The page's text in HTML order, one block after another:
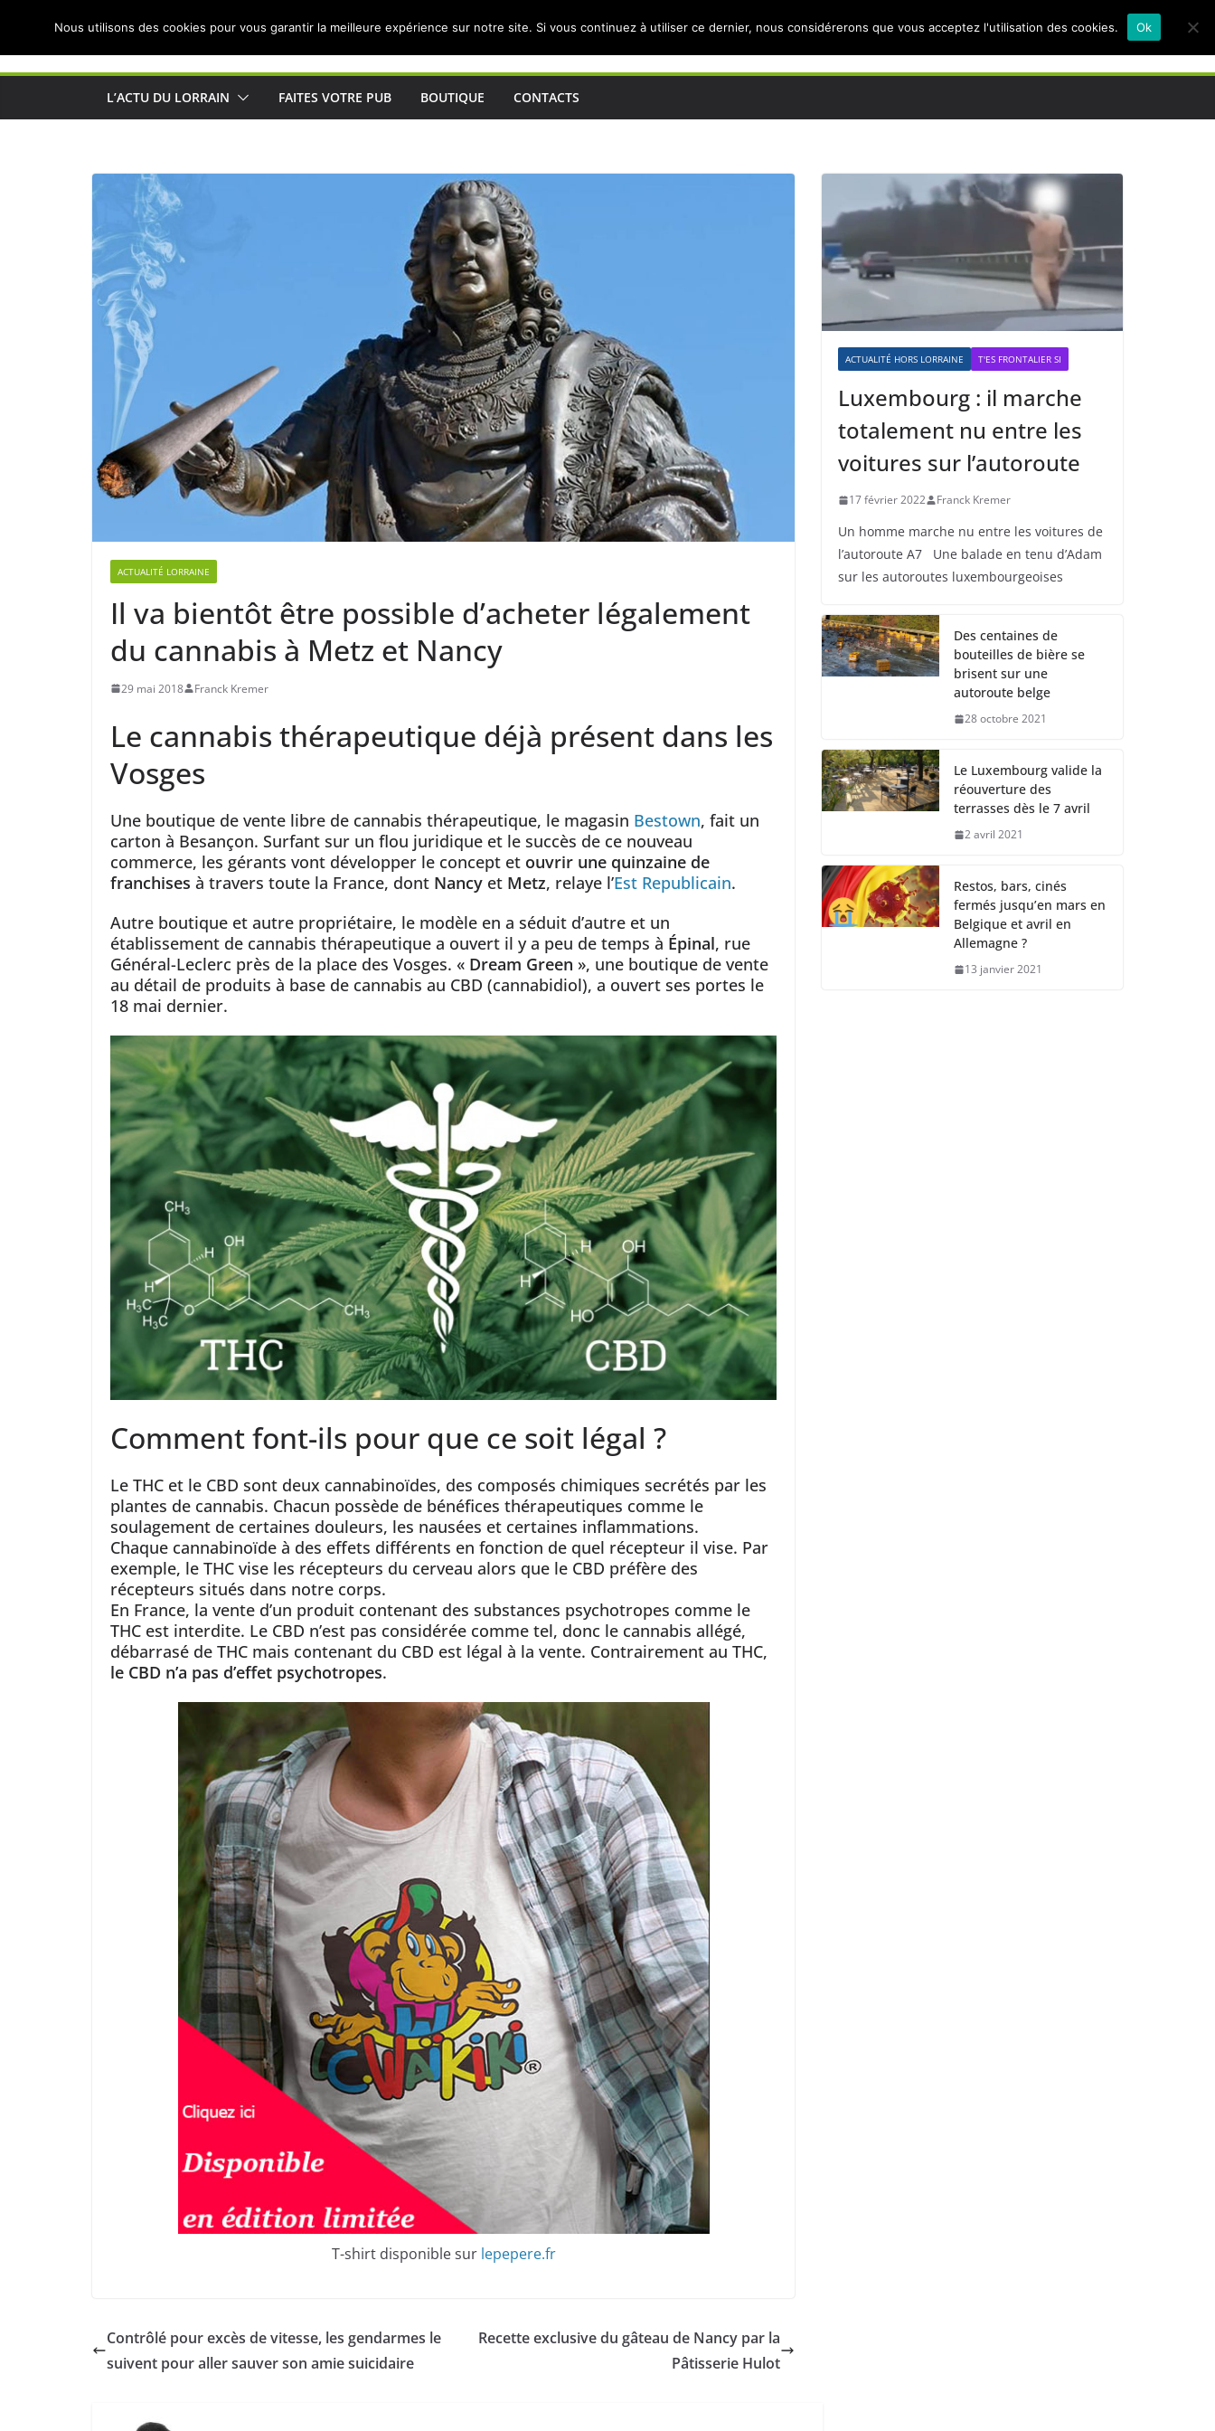
Actualités de Lorraine pour les Lorrains
L’ACTU DU LORRAIN FAITES VOTRE PUB BOUTIQUE CONTACTS
ACTUALITÉ LORRAINE
Il va bientôt être possible d’acheter légalement
du cannabis à Metz et Nancy
29 mai 2018 Franck Kremer
Le cannabis thérapeutique déjà présent dans les
Vosges
Une boutique de vente libre de cannabis thérapeutique, le magasin Bestown, fait un
carton à Besançon. Surfant sur un flou juridique et le succès de ce nouveau
commerce, les gérants vont développer le concept et ouvrir une quinzaine de
franchises à travers toute la France, dont Nancy et Metz, relaye l’Est Republicain.
Autre boutique et autre propriétaire, le modèle en a séduit d’autre et un
établissement de cannabis thérapeutique a ouvert il y a peu de temps à Épinal, rue
Général-Leclerc près de la place des Vosges. « Dream Green », une boutique de vente
au détail de produits à base de cannabis au CBD (cannabidiol), a ouvert ses portes le
18 mai dernier.
Comment font-ils pour que ce soit légal ?
Le THC et le CBD sont deux cannabinoïdes, des composés chimiques secrétés par les
plantes de cannabis. Chacun possède de bénéfices thérapeutiques comme le
soulagement de certaines douleurs, les nausées et certaines inflammations.
Chaque cannabinoïde à des effets différents en fonction de quel récepteur il vise. Par
exemple, le THC vise les récepteurs du cerveau alors que le CBD préfère des
récepteurs situés dans notre corps.
En France, la vente d’un produit contenant des substances psychotropes comme le
THC est interdite. Le CBD n’est pas considérée comme tel, donc le cannabis allégé,
débarrasé de THC mais contenant du CBD est légal à la vente. Contrairement au THC,
le CBD n’a pas d’effet psychotropes.
T-shirt disponible sur lepepere.fr
Contrôlé pour excès de vitesse, les gendarmes le
suivent pour aller sauver son amie suicidaire
Recette exclusive du gâteau de Nancy par la
Pâtisserie Hulot
ACTUALITÉ HORS LORRAINE T'ES FRONTALIER SI
Luxembourg : il marche
totalement nu entre les
voitures sur l’autoroute
17 février 2022 Franck Kremer
Un homme marche nu entre les voitures de
l’autoroute A7 Une balade en tenu d’Adam
sur les autoroutes luxembourgeoises
Des centaines de
bouteilles de bière se
brisent sur une
autoroute belge
28 octobre 2021
Le Luxembourg valide la
réouverture des
terrasses dès le 7 avril
2 avril 2021
Restos, bars, cinés
fermés jusqu’en mars en
Belgique et avril en
Allemagne ?
13 janvier 2021
Nous utilisons des cookies pour vous garantir la meilleure expérience sur notre site. Si vous continuez à utiliser ce dernier, nous considérerons que vous acceptez l'utilisation des cookies. Ok